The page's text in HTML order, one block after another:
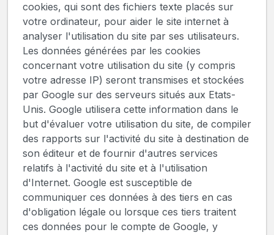
cookies, qui sont des fichiers texte placés sur
votre ordinateur, pour aider le site internet à
analyser l'utilisation du site par ses utilisateurs.
Les données générées par les cookies
concernant votre utilisation du site (y compris
votre adresse IP) seront transmises et stockées
par Google sur des serveurs situés aux Etats-
Unis. Google utilisera cette information dans le
but d'évaluer votre utilisation du site, de compiler
des rapports sur l'activité du site à destination de
son éditeur et de fournir d'autres services
relatifs à l'activité du site et à l'utilisation
d'Internet. Google est susceptible de
communiquer ces données à des tiers en cas
d'obligation légale ou lorsque ces tiers traitent
ces données pour le compte de Google, y